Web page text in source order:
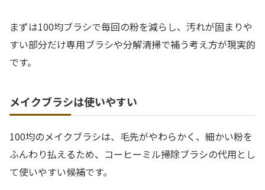
まずは100均ブラシで毎回の粉を減らし、汚れが固まりや
すい部分だけ専用ブラシや分解清掃で補う考え方が現実的
です。
メイクブラシは使いやすい
100均のメイクブラシは、毛先がやわらかく、細かい粉を
ふんわり払えるため、コーヒーミル掃除ブラシの代用とし
て使いやすい候補です。